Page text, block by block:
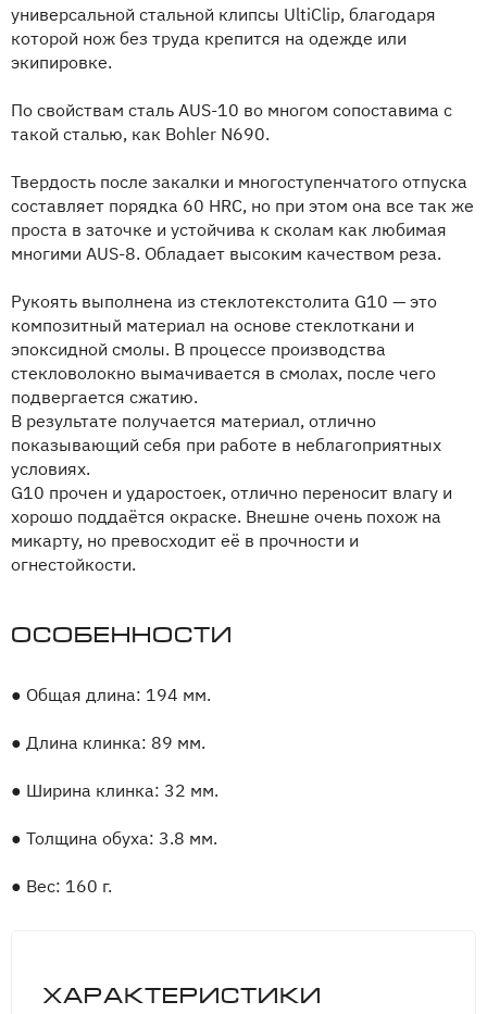
универсальной стальной клипсы UltiClip, благодаря
которой нож без труда крепится на одежде или
экипировке.
По свойствам сталь AUS-10 во многом сопоставима с
такой сталью, как Bohler N690.
Твердость после закалки и многоступенчатого отпуска
составляет порядка 60 HRC, но при этом она все так же
проста в заточке и устойчива к сколам как любимая
многими AUS-8. Обладает высоким качеством реза.
Рукоять выполнена из стеклотекстолита G10 — это
композитный материал на основе стеклоткани и
эпоксидной смолы. В процессе производства
стекловолокно вымачивается в смолах, после чего
подвергается сжатию.
В результате получается материал, отлично
показывающий себя при работе в неблагоприятных
условиях.
G10 прочен и ударостоек, отлично переносит влагу и
хорошо поддаётся окраске. Внешне очень похож на
микарту, но превосходит её в прочности и
огнестойкости.
Особенности
● Общая длина: 194 мм.
● Длина клинка: 89 мм.
● Ширина клинка: 32 мм.
● Толщина обуха: 3.8 мм.
● Вес: 160 г.
Характеристики